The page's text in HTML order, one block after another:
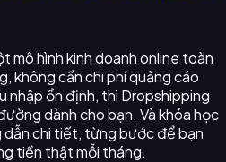
mô hình kinh doanh online toàn
không cần chi phí quảng cáo
nhập ổn định, thì Dropshipping
dành cho bạn. Và khóa học
dẫn chi tiết, từng bước để bạn
tiền thật mỗi tháng.